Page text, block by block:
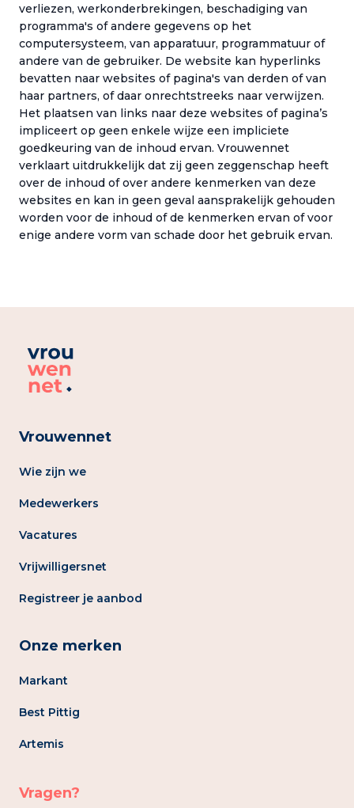
verliezen, werkonderbrekingen, beschadiging van
programma's of andere gegevens op het
computersysteem, van apparatuur, programmatuur of
andere van de gebruiker. De website kan hyperlinks
bevatten naar websites of pagina's van derden of van
haar partners, of daar onrechtstreeks naar verwijzen.
Het plaatsen van links naar deze websites of pagina’s
impliceert op geen enkele wijze een impliciete
goedkeuring van de inhoud ervan. Vrouwennet
verklaart uitdrukkelijk dat zij geen zeggenschap heeft
over de inhoud of over andere kenmerken van deze
websites en kan in geen geval aansprakelijk gehouden
worden voor de inhoud of de kenmerken ervan of voor
enige andere vorm van schade door het gebruik ervan.
Vrouwennet
Wie zijn we
Medewerkers
Vacatures
Vrijwilligersnet
Registreer je aanbod
Onze merken
Markant
Best Pittig
Artemis
Vragen?